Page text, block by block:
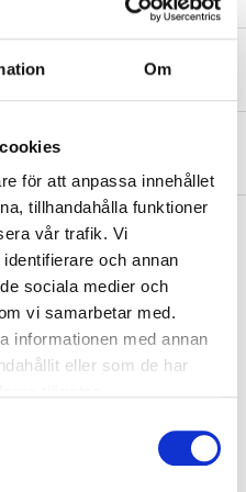
Om
för att anpassa innehållet
tillhandahålla funktioner
vår trafik. Vi
och annan
sociala medier och
vi samarbetar med.
informationen med annan
eller som de har
övriga dokument
Hämta
För mer information om
villkor.
köpte också